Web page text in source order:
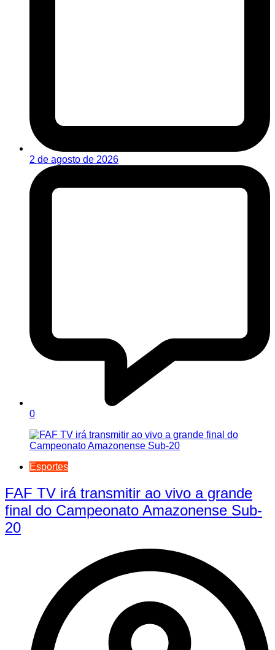
2 de agosto de 2026
0
Esportes
FAF TV irá transmitir ao vivo a grande
final do Campeonato Amazonense Sub-
20